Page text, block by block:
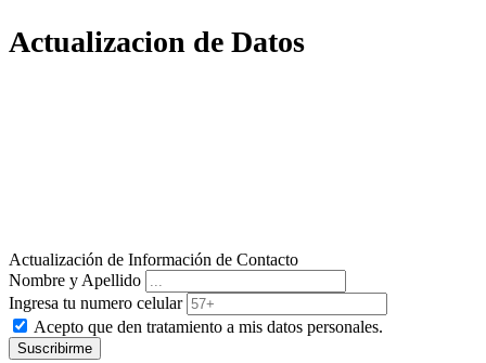
Actualizacion de Datos
Actualización de Información de Contacto
Nombre y Apellido
Ingresa tu numero celular
Acepto que den tratamiento a mis datos personales.
Suscribirme